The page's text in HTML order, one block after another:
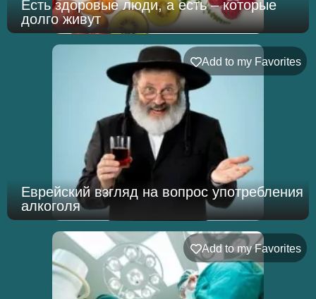
Есть здоровые люди, а есть – которые
долго живут
Add to my Favorites
Еврейский взгляд на вопрос употребления
алкоголя
Add to my Favorites